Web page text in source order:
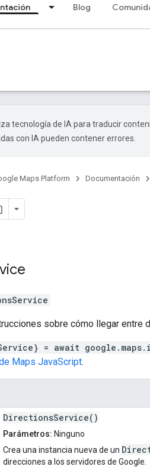
Blog
tecnología de IA para traducir
con IA pueden contener errores.
Maps Platform Documentación
sobre cómo llegar entre
= await
Maps JavaScript.
DirectionsService()
Parámetros: Ninguno
Crea una instancia nueva de un
direcciones a los servidores de Google.